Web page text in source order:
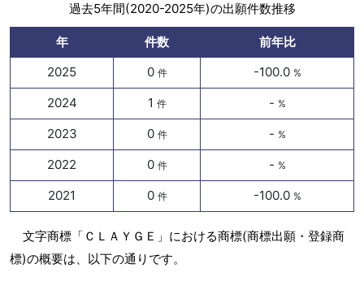
過去5年間(2020-2025年)の出願件数推移
年 件数
前年比
2025
0 件 -100.0 %
2024 1 件 - %
2023 0 件 - %
2022 0 件 - %
2021 0 件 -100.0 %
文字商標「ＣＬＡＹＧＥ」における商標(商標出願・登録商
標)の概要は、以下の通りです。